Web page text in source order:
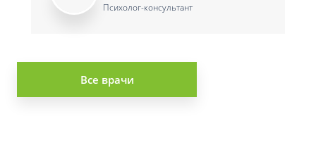
Психолог-консультант
Все врачи